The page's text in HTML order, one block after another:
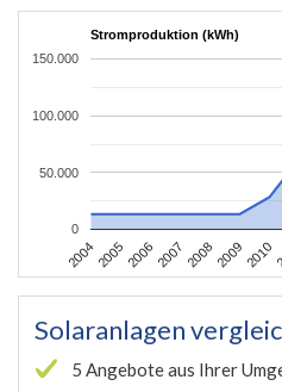
Stromproduktion (kWh)
2004200520062007 200820092010
0
50.000
100.000
150.000
Solaranlagen
5 Angebote aus Ihrer